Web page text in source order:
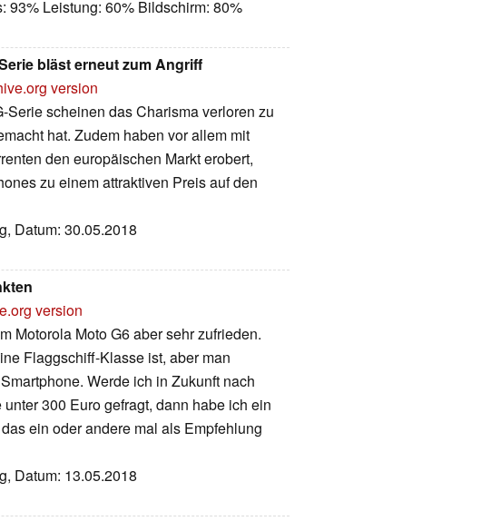
93% Leistung: 60% Bildschirm: 80%
bläst erneut zum Angriff
version
Serie scheinen das Charisma verloren zu
hat. Zudem haben vor allem mit
den europäischen Markt erobert,
zu einem attraktiven Preis auf den
Datum: 30.05.2018
version
Motorola Moto G6 aber sehr zufrieden.
Flaggschiff-Klasse ist, aber man
Werde ich in Zukunft nach
300 Euro gefragt, dann habe ich ein
ein oder andere mal als Empfehlung
Datum: 13.05.2018